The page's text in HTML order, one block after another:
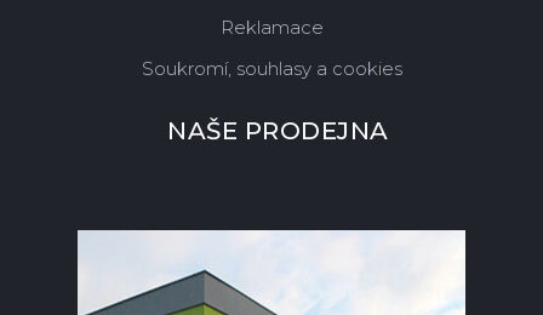
Reklamace
Soukromí, souhlasy a cookies
NAŠE PRODEJNA